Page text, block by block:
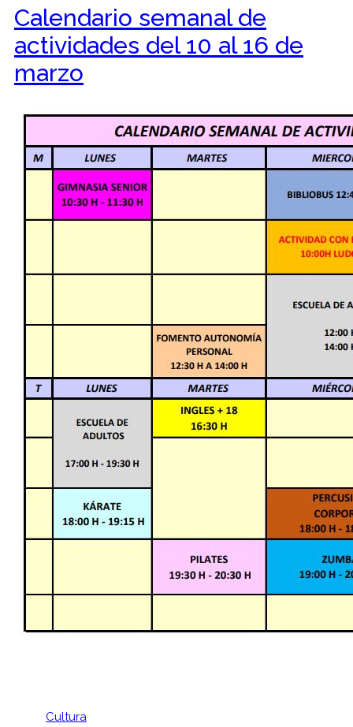
Calendario semanal de
actividades del 10 al 16 de
marzo
Cultura